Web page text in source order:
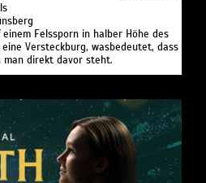
Felssporn in halber Höhe des
Versteckburg, wasbedeutet, dass
man direkt davor steht.